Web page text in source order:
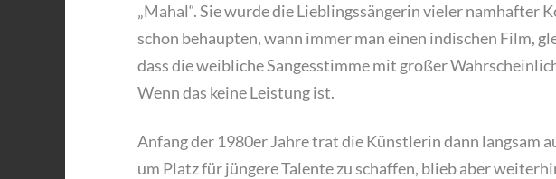
„Mahal“. Sie wurde die Lieblingssängerin vieler namhafter
schon behaupten, wann immer man einen indischen Film,
dass die weibliche Sangesstimme mit großer
Wenn das keine Leistung ist.
Anfang der 1980er Jahre trat die Künstlerin dann langsam
um Platz für jüngere Talente zu schaffen, blieb aber